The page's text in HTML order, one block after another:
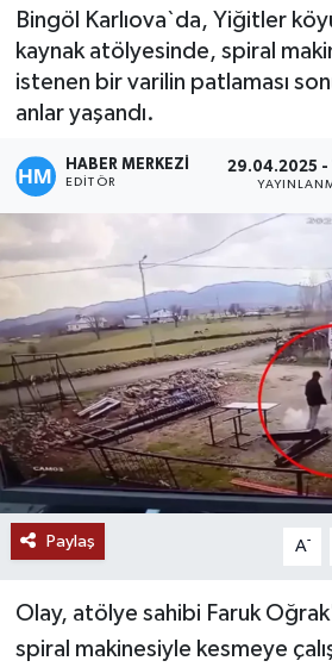
Bingöl Karlıova`da, Yiğitler
kaynak atölyesinde, spiral
istenen bir varilin patlaması
anlar yaşandı.
HABER MERKEZİ
EDITÖR
29.04.2025 -
Paylaş A-
Olay, atölye sahibi Faruk
spiral makinesiyle kesmeye